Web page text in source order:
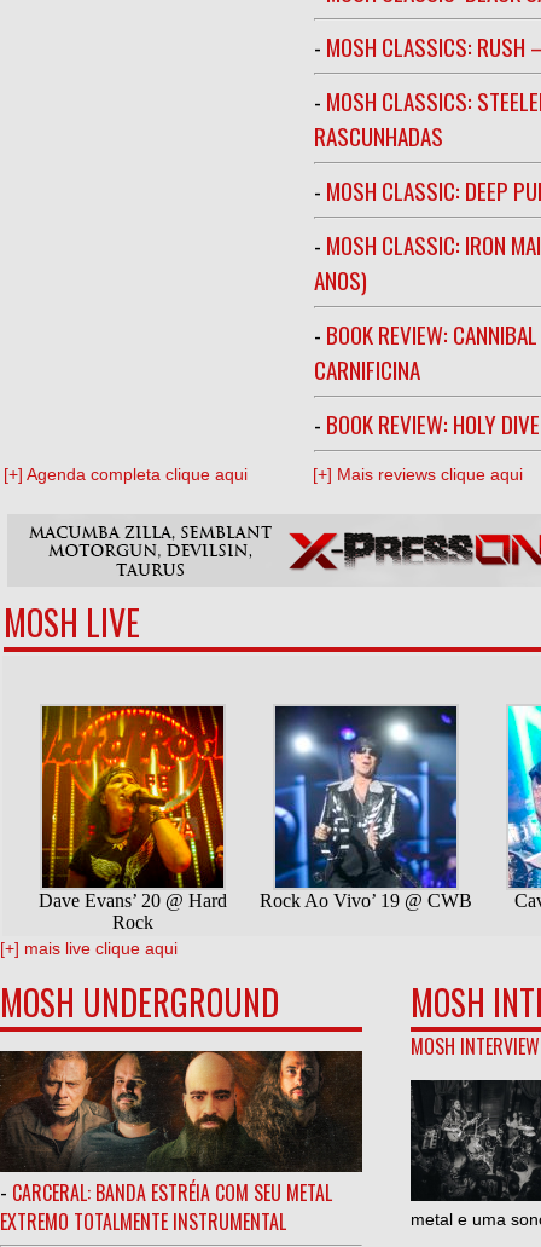
- MOSH CLASSICS: RUSH
- MOSH CLASSICS:
RASCUNHADAS
- MOSH CLASSIC: DEEP
- MOSH CLASSIC: IRON
ANOS)
- BOOK REVIEW:
CARNIFICINA
- BOOK REVIEW: HOLY
[+] Agenda completa clique aqui [+] Mais reviews clique aqui
MOSH LIVE
[+] mais live clique aqui
MOSH UNDERGROUND
- CARCERAL: BANDA ESTRÉIA COM SEU METAL
EXTREMO TOTALMENTE INSTRUMENTAL
MOSH
MOSH
metal e uma